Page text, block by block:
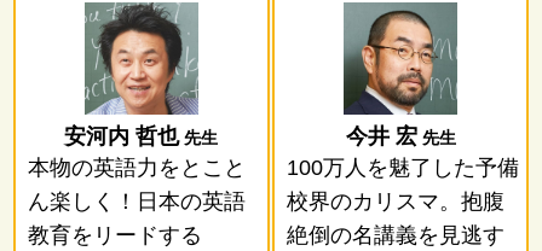
安河内 哲也先生
本物の英語力をとこと
ん楽しく！日本の英語
教育をリードする
今井 宏先生
100万人を魅了した予備
校界のカリスマ。抱腹
絶倒の名講義を見逃す